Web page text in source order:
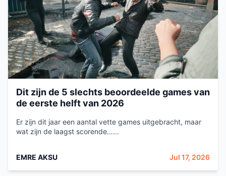
Dit zijn de 5 slechts beoordeelde games van
de eerste helft van 2026
Er zijn dit jaar een aantal vette games uitgebracht, maar
wat zijn de laagst scorende…...
EMRE AKSU Jul 17, 2026